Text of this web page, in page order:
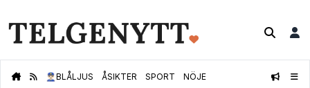
👮🏻‍♂️BLÅLJUS ÅSIKTER SPORT NÖJE